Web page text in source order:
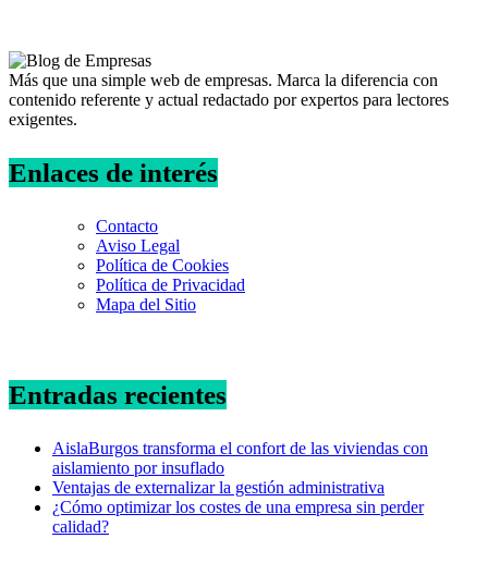
Más que una simple web de empresas. Marca la diferencia con
contenido referente y actual redactado por expertos para lectores
exigentes.
Enlaces de interés
Contacto
Aviso Legal
Política de Cookies
Política de Privacidad
Mapa del Sitio
Entradas recientes
AislaBurgos transforma el confort de las viviendas con
aislamiento por insuflado
Ventajas de externalizar la gestión administrativa
¿Cómo optimizar los costes de una empresa sin perder
calidad?